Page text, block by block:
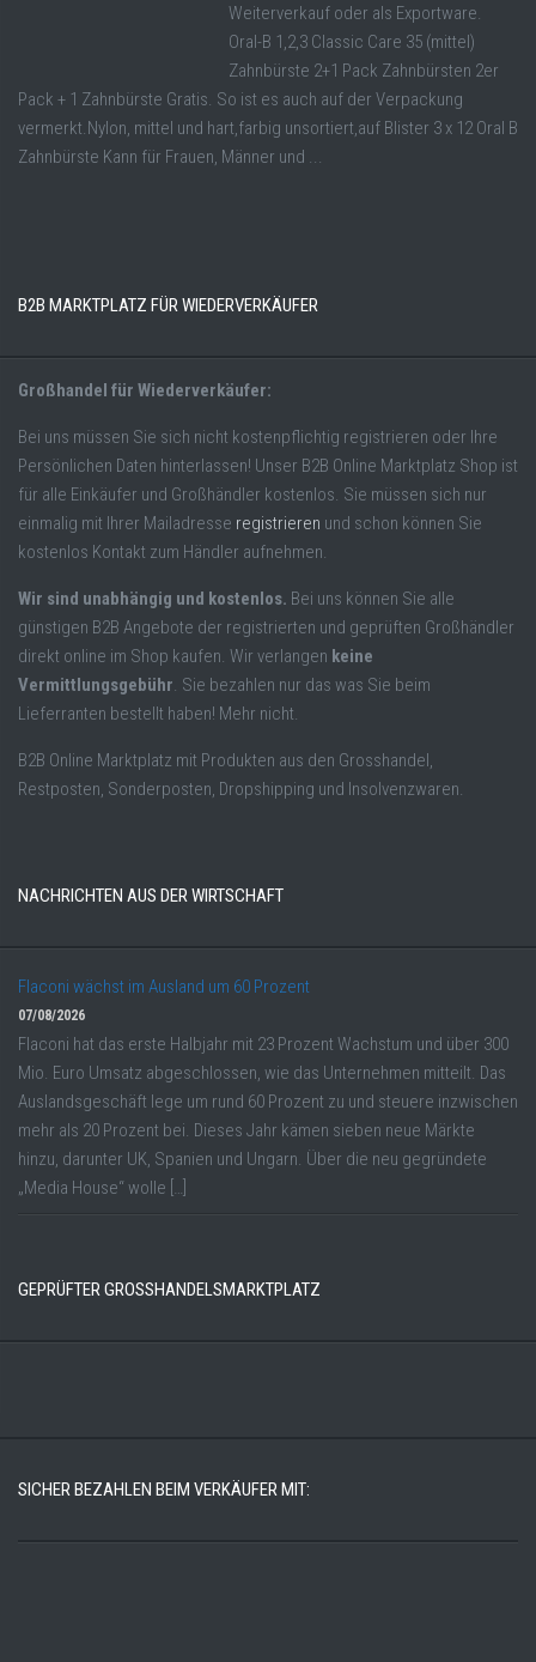
Weiterverkauf oder als Exportware.
Oral-B 1,2,3 Classic Care 35 (mittel)
Zahnbürste 2+1 Pack Zahnbürsten 2er
Pack + 1 Zahnbürste Gratis. So ist es auch auf der Verpackung
vermerkt.Nylon, mittel und hart,farbig unsortiert,auf Blister 3 x 12 Oral B
Zahnbürste Kann für Frauen, Männer und ...
B2B MARKTPLATZ FÜR WIEDERVERKÄUFER
Großhandel für Wiederverkäufer:
Bei uns müssen Sie sich nicht kostenpflichtig registrieren oder Ihre
Persönlichen Daten hinterlassen! Unser B2B Online Marktplatz Shop ist
für alle Einkäufer und Großhändler kostenlos. Sie müssen sich nur
einmalig mit Ihrer Mailadresse registrieren und schon können Sie
kostenlos Kontakt zum Händler aufnehmen.
Wir sind unabhängig und kostenlos. Bei uns können Sie alle
günstigen B2B Angebote der registrierten und geprüften Großhändler
direkt online im Shop kaufen. Wir verlangen keine
Vermittlungsgebühr. Sie bezahlen nur das was Sie beim
Lieferranten bestellt haben! Mehr nicht.
B2B Online Marktplatz mit Produkten aus den Grosshandel,
Restposten, Sonderposten, Dropshipping und Insolvenzwaren.
NACHRICHTEN AUS DER WIRTSCHAFT
Flaconi wächst im Ausland um 60 Prozent
07/08/2026
Flaconi hat das erste Halbjahr mit 23 Prozent Wachstum und über 300
Mio. Euro Umsatz abgeschlossen, wie das Unternehmen mitteilt. Das
Auslandsgeschäft lege um rund 60 Prozent zu und steuere inzwischen
mehr als 20 Prozent bei. Dieses Jahr kämen sieben neue Märkte
hinzu, darunter UK, Spanien und Ungarn. Über die neu gegründete
„Media House“ wolle […]
GEPRÜFTER GROSSHANDELSMARKTPLATZ
SICHER BEZAHLEN BEIM VERKÄUFER MIT: